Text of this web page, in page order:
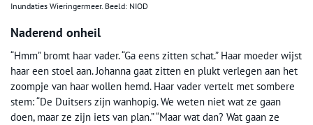
Inundaties Wieringermeer. Beeld: NIOD
Naderend onheil
“Hmm” bromt haar vader. “Ga eens zitten schat.” Haar moeder wijst
haar een stoel aan. Johanna gaat zitten en plukt verlegen aan het
zoompje van haar wollen hemd. Haar vader vertelt met sombere
stem: “De Duitsers zijn wanhopig. We weten niet wat ze gaan
doen, maar ze zijn iets van plan.” “Maar wat dan? Wat gaan ze